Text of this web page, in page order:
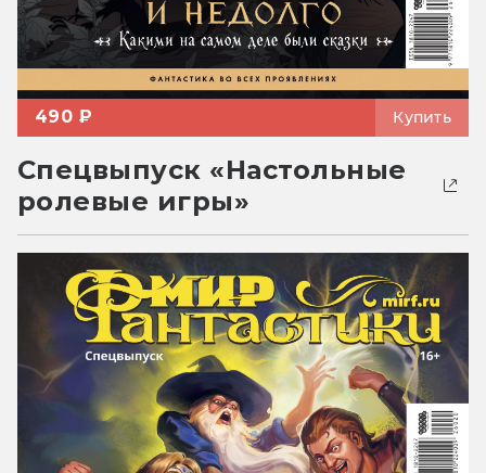
490 ₽ Купить
Спецвыпуск «Настольные
ролевые игры»